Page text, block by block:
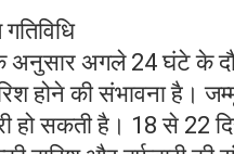
अनुसार अगले 24 घंटे के
होने की संभावना है।
हो सकती है। 18 से 22